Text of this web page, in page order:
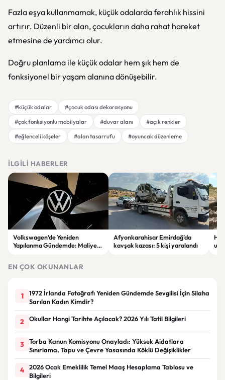
Fazla eşya kullanmamak, küçük odalarda ferahlık hissini
artırır. Düzenli bir alan, çocukların daha rahat hareket
etmesine de yardımcı olur.
Doğru planlama ile küçük odalar hem şık hem de
fonksiyonel bir yaşam alanına dönüşebilir.
#küçük odalar
#çocuk odası dekorasyonu
#çok fonksiyonlu mobilyalar
#duvar alanı
#açık renkler
#eğlenceli köşeler
#alan tasarrufu #oyuncak düzenleme
İLGILI HABERLER
Volkswagen’de Yeniden
Yapılanma Gündemde: Maliyet
Afyonkarahisar Emirdağ’da
kavşak kazası: 5 kişi yaralandı
EN ÇOK OKUNANLAR
1
1972 İrlanda Fotoğrafı Yeniden Gündemde Sevgilisi İçin Silaha
Sarılan Kadın Kimdir?
2 Okullar Hangi Tarihte Açılacak? 2026 Yılı Tatil Bilgileri
3
Torba Kanun Komisyonu Onayladı: Yüksek Aidatlara
Sınırlama, Tapu ve Çevre Yasasında Köklü Değişiklikler
4
2026 Ocak Emeklilik Temel Maaş Hesaplama Tablosu ve
Bilgileri